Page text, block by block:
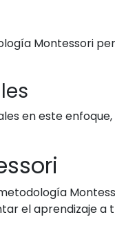
Montessori
en este
el aprendizaje a